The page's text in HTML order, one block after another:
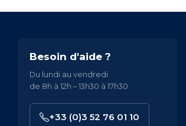
Besoin d'aide ?
Du lundi au vendredi
de 8h à 12h – 13h30 à 17h30
+33 (0)3 52 76 01 10